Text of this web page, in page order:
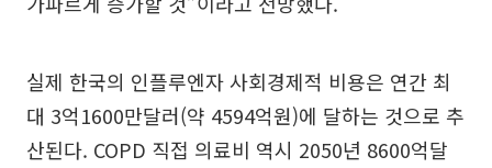
실제 한국의 인플루엔자 사회경제적 비용은 연간 최
대 3억1600만달러(약 4594억원)에 달하는 것으로 추
산된다. COPD 직접 의료비 역시 2050년 8600억달